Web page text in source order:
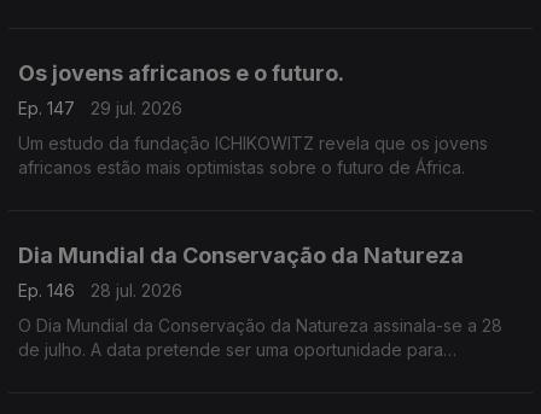
Os jovens africanos e o futuro.
Ep. 147
29 jul. 2026
Um estudo da fundação ICHIKOWITZ revela que os jovens
africanos estão mais optimistas sobre o futuro de África.
Dia Mundial da Conservação da Natureza
Ep. 146
28 jul. 2026
O Dia Mundial da Conservação da Natureza assinala-se a 28
de julho. A data pretende ser uma oportunidade para